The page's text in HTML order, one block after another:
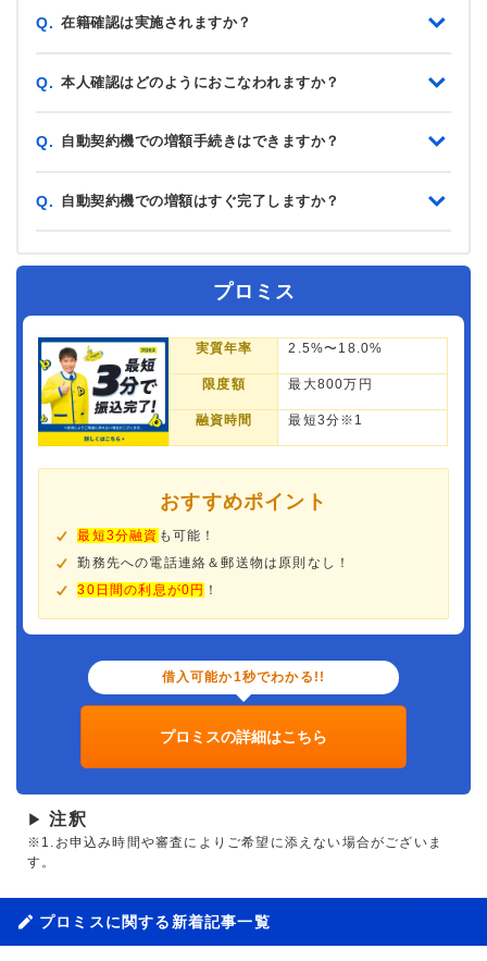
Q. 在籍確認は実施されますか？
Q. 本人確認はどのようにおこなわれますか？
Q. 自動契約機での増額手続きはできますか？
Q. 自動契約機での増額はすぐ完了しますか？
プロミス
実質年率 2.5%〜18.0%
限度額 最大800万円
融資時間 最短3分※1
おすすめポイント
最短3分融資 も可能！
勤務先への電話連絡＆郵送物は原則なし！
30日間の利息が0円 ！
借入可能か1秒でわかる!!
プロミスの詳細はこちら
▶ 注釈
※1.お申込み時間や審査によりご希望に添えない場合がございま
す。
プロミスに関する新着記事一覧